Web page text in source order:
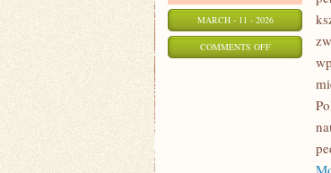
MARCH - 11 - 2026
COMMENTS OFFON
NOWOCZESNE
NAUCZANIA